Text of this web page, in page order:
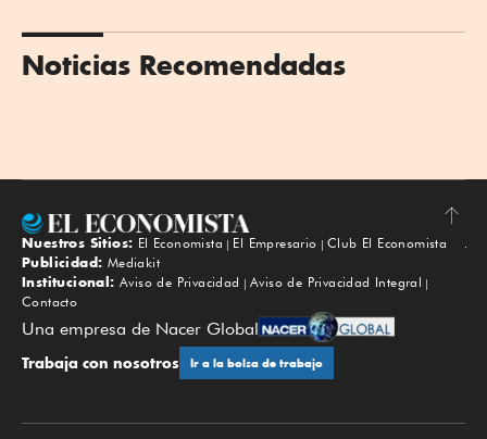
Noticias Recomendadas
Subir
Nuestros Sitios: El Economista El Empresario
Club El Economista
Publicidad: Mediakit
Institucional: Aviso de Privacidad
Aviso de Privacidad Integral
Contacto
Una empresa de Nacer Global
Trabaja con nosotros Ir a la bolsa de trabajo